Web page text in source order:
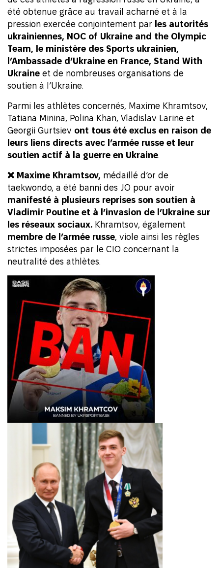
été obtenue grâce au travail acharné et à la
pression exercée conjointement par les autorités
ukrainiennes, NOC of Ukraine and the Olympic
Team, le ministère des Sports ukrainien,
l’Ambassade d’Ukraine en France, Stand With
Ukraine et de nombreuses organisations de
soutien à l’Ukraine.
Parmi les athlètes concernés, Maxime Khramtsov,
Tatiana Minina, Polina Khan, Vladislav Larine et
Georgii Gurtsiev ont tous été exclus en raison de
leurs liens directs avec l’armée russe et leur
soutien actif à la guerre en Ukraine.
❌ Maxime Khramtsov, médaillé d’or de
taekwondo, a été banni des JO pour avoir
manifesté à plusieurs reprises son soutien à
Vladimir Poutine et à l’invasion de l’Ukraine sur
les réseaux sociaux. Khramtsov, également
membre de l’armée russe, viole ainsi les règles
strictes imposées par le CIO concernant la
neutralité des athlètes.